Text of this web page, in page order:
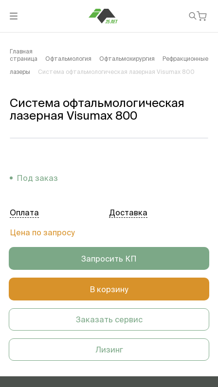
Главная
страница
Офтальмология Офтальмохирургия Рефракционные
лазеры Система офтальмологическая лазерная Visumax 800
Система офтальмологическая
лазерная Visumax 800
Под заказ
Цена по запросу
Оплата Доставка
Запросить КП
В корзину
Заказать сервис
Лизинг